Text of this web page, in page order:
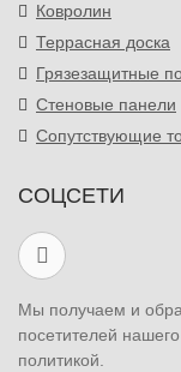
Ковролин
Террасная доска
Грязезащитные
Стеновые панели
Сопутствующие
СОЦСЕТИ
Мы получаем и
посетителей
политикой.